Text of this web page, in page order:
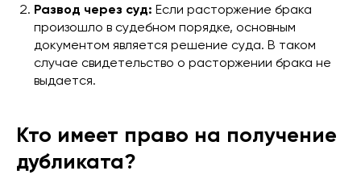
Развод через суд: Если расторжение брака
произошло в судебном порядке, основным
документом является решение суда. В таком
случае свидетельство о расторжении брака не
выдается.
Кто имеет право на получение
дубликата?